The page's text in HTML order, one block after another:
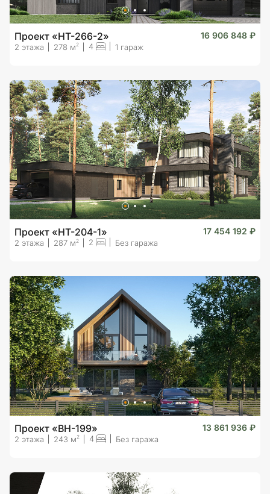
Проект «HT-266-2» 16 906 848 ₽
2 этажа 278 м2 4 1 гараж
Проект «HT-204-1» 17 454 192 ₽
2 этажа 287 м 2 2 Без гаража
Проект «BH-199» 13 861 936 ₽
2 этажа 243 м2 4 Без гаража